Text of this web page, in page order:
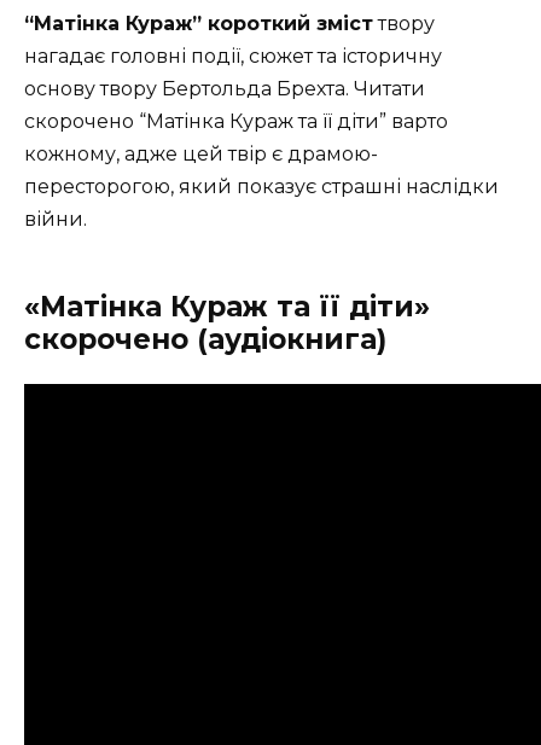
“Матінка Кураж” короткий змісттвору
нагадає головні події, сюжет та історичну
основу твору Бертольда Брехта. Читати
скорочено “Матінка Кураж та її діти” варто
кожному, адже цей твір є драмою-
пересторогою, який показує страшні наслідки
війни.
«Матінка Кураж та її діти»
скорочено (аудіокнига)